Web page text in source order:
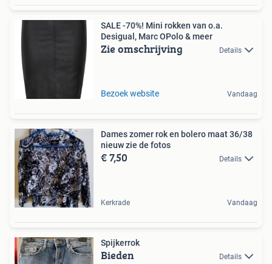
SALE -70%! Mini rokken van o.a.
Desigual, Marc OPolo & meer
Zie omschrijving Details
Bezoek website Vandaag
Dames zomer rok en bolero maat 36/38
nieuw zie de fotos
€ 7,50 Details
Kerkrade Vandaag
Spijkerrok
Bieden Details